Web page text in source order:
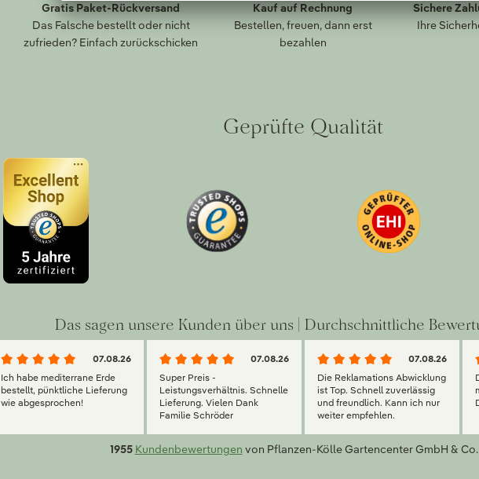
Gratis Paket-Rückversand
Das Falsche bestellt oder nicht
zufrieden? Einfach zurückschicken
Kauf auf Rechnung
Bestellen, freuen, dann erst
bezahlen
Sichere
Ihre
Geprüfte Qualität
Das sagen unsere Kunden über uns | Durchschnittliche
07.08.26
Ich habe mediterrane Erde
bestellt, pünktliche Lieferung
wie abgesprochen!
07.08.26
Super Preis -
Leistungsverhältnis. Schnelle
Lieferung. Vielen Dank
Familie Schröder
07.08.26
Die Reklamations Abwicklung
ist Top. Schnell zuverlässig
und freundlich. Kann ich nur
weiter empfehlen.
1955 Kundenbewertungen von Pflanzen-Kölle Gartencenter GmbH & Co.